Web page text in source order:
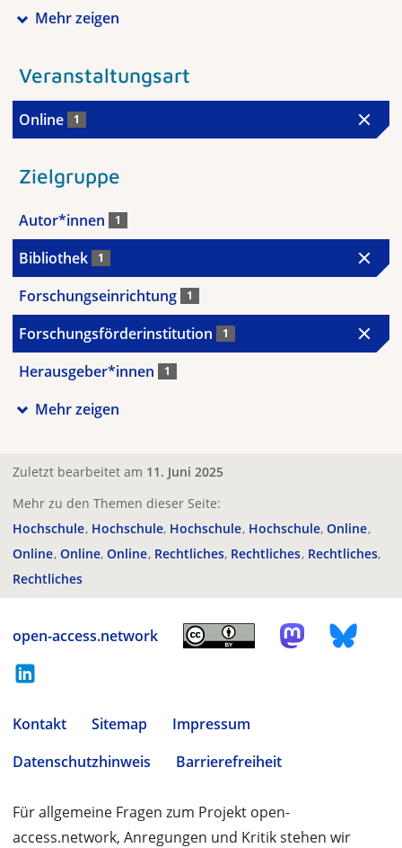
Mehr zeigen
Veranstaltungsart
Online 1
Zielgruppe
Autor*innen 1
Bibliothek 1
Forschungseinrichtung 1
Forschungsförderinstitution 1
Herausgeber*innen 1
Mehr zeigen
Zuletzt bearbeitet am 11. Juni 2025
Mehr zu den Themen dieser Seite:
Hochschule Hochschule Hochschule Hochschule Online
Online Online Online Rechtliches Rechtliches Rechtliches
Rechtliches
open-access.network
Kontakt Sitemap
Impressum
Datenschutzhinweis
Barrierefreiheit
Für allgemeine Fragen zum Projekt open-
access.network, Anregungen und Kritik stehen wir